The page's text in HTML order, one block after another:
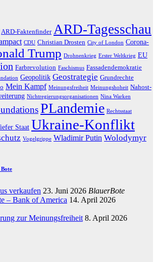
ARD-Faktenfinder ARD-Tagesschau
CDU Christian Drosten City of London Corona-
Trump Drohnenkrieg Erster Weltkrieg EU
Farbrevolution Faschismus Fassadendemokratie
Geopolitik Geostrategie Grundrechte
Mein Kampf Meinungsfreiheit Meinungshoheit Nahost-
Nichtregierungsorganisationen Nina Warken
PLandemie Rechtsstaat
Staat Ukraine-Konflikt
Vogelgrippe Wladimir Putin Wolodymyr
Bote
verkaufen 23. Juni 2026 BlauerBote
– Bank of America 14. April 2026
zur Meinungsfreiheit 8. April 2026